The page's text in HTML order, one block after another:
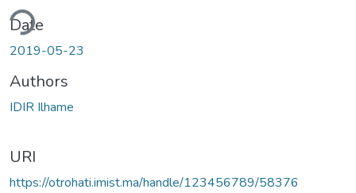
Date
2019-05-23
Authors
IDIR Ilhame
URI
https://otrohati.imist.ma/handle/123456789/58376